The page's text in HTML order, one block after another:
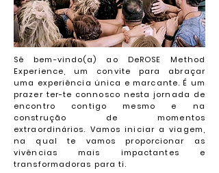
Sê bem-vindo(a) ao DeROSE Method
Experience, um convite para abraçar
uma experiência única e marcante. É um
prazer ter-te connosco nesta jornada de
encontro contigo mesmo e na
construção de momentos
extraordinários. Vamos iniciar a viagem,
na qual te vamos proporcionar as
vivências mais impactantes e
transformadoras para ti.